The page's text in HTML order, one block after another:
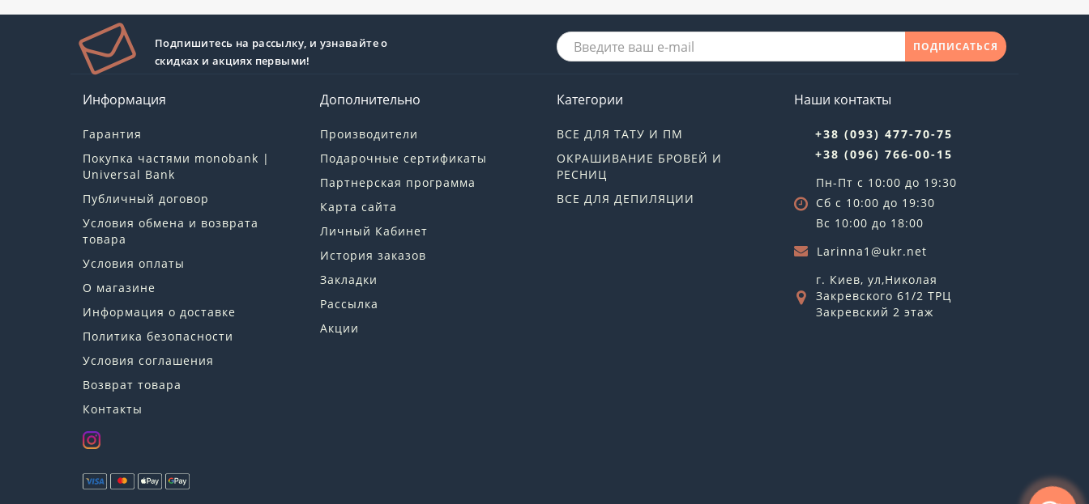
Подпишитесь на рассылку, и узнавайте о
скидках и акциях первыми!
ПОДПИСАТЬСЯ
Информация
Гарантия
Покупка частями monobank |
Universal Bank
Публичный договор
Условия обмена и возврата
товара
Условия оплаты
О магазине
Информация о доставке
Политика безопасности
Условия соглашения
Возврат товара
Контакты
Дополнительно
Производители
Подарочные сертификаты
Партнерская программа
Карта сайта
Личный Кабинет
История заказов
Закладки
Рассылка
Акции
Категории
ВСЕ ДЛЯ ТАТУ И ПМ
ОКРАШИВАНИЕ БРОВЕЙ И
РЕСНИЦ
ВСЕ ДЛЯ ДЕПИЛЯЦИИ
Наши контакты
+38 (093) 477-70-75
+38 (096) 766-00-15
Пн-Пт с 10:00 до 19:30
Сб с 10:00 до 19:30
Вс 10:00 до 18:00
Larinna1@ukr.net
г. Киев, ул,Николая
Закревского 61/2 ТРЦ
Закревский 2 этаж